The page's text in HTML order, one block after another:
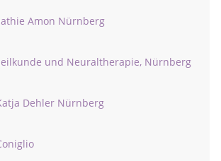
Amon Nürnberg
und Neuraltherapie, Nürnberg
Dehler Nürnberg